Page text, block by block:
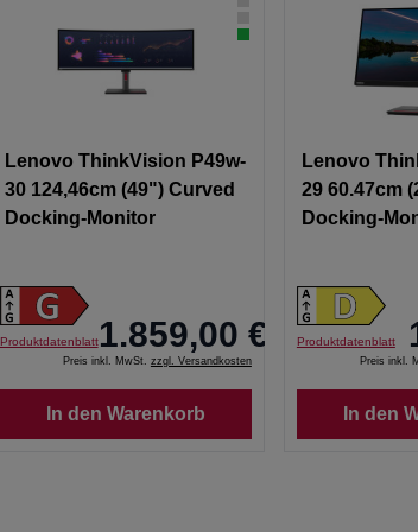
Lenovo ThinkVision P49w-
30 124,46cm (49") Curved
Docking-Monitor
Produktdatenblatt1.859,00 €
Preis inkl. MwSt. zzgl. Versandkosten
In den Warenkorb
Lenovo
29 60.47cm
Docking-
Produktdatenblatt
Preis inkl.
In den